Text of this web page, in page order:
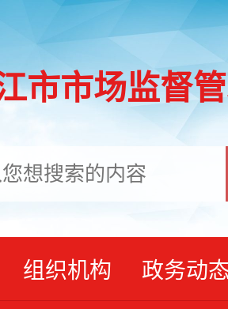
市市场监督
组织机构 政务动